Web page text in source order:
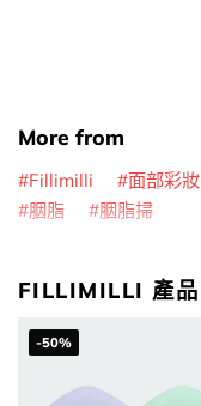
More from
Fillimilli 面部彩妝
胭脂
胭脂掃
FILLIMILLI 產品
-50%